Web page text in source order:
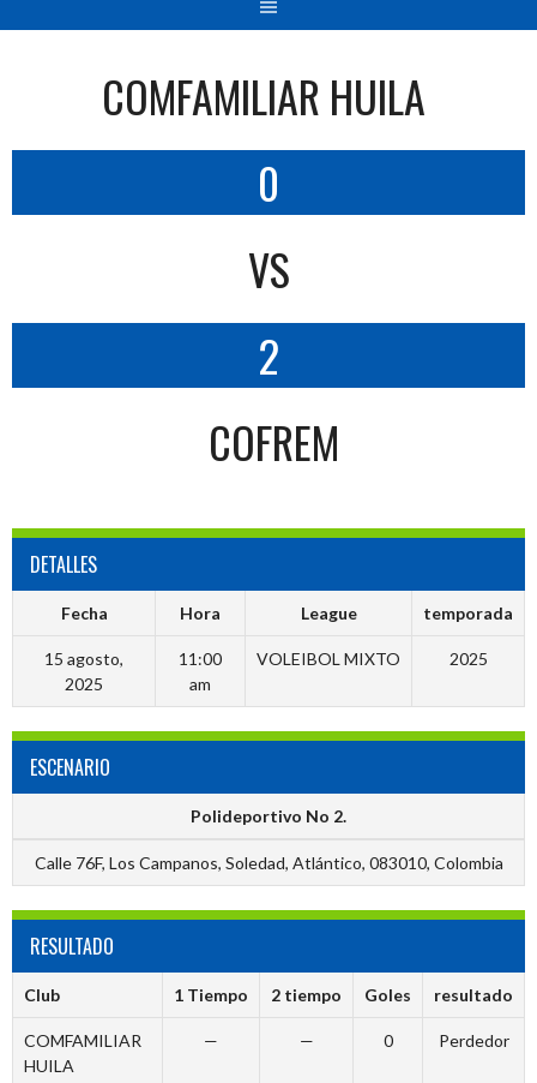
COMFAMILIAR HUILA
0
VS
2
COFREM
DETALLES
Fecha Hora League temporada
15 agosto,
2025
11:00
am
VOLEIBOL MIXTO 2025
ESCENARIO
Polideportivo No 2.
Calle 76F, Los Campanos, Soledad, Atlántico, 083010, Colombia
RESULTADO
Club 1 Tiempo 2 tiempo Goles resultado
COMFAMILIAR
HUILA
— — 0 Perdedor